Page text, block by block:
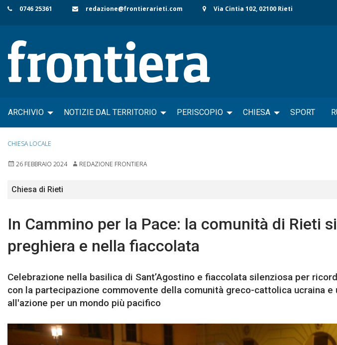
Skip
content
0746 25361 redazione@frontierarieti.com Via Cintia 102, 02100 Rieti
ARCHIVIO NOTIZIE DAL TERRITORIO PERISCOPIO CHIESA SPORT
CHIESA LOCALE
26 FEBBRAIO 2024 REDAZIONE FRONTIERA
Chiesa di Rieti
In Cammino per la Pace: la comunità di Rieti
preghiera e nella fiaccolata
Celebrazione nella basilica di Sant’Agostino e fiaccolata silenziosa per
con la partecipazione commovente della comunità greco-cattolica ucraina
all'azione per un mondo più pacifico